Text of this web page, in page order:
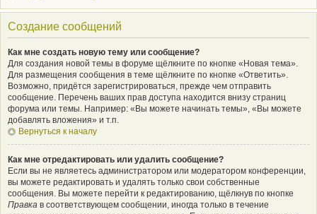
Создание сообщений
Как мне создать новую тему или сообщение?
Для создания новой темы в форуме щёлкните по кнопке «Новая тема».
Для размещения сообщения в теме щёлкните по кнопке «Ответить».
Возможно, придётся зарегистрироваться, прежде чем отправить
сообщение. Перечень ваших прав доступа находится внизу страниц
форума или темы. Например: «Вы можете начинать темы», «Вы можете
добавлять вложения» и т.п.
Вернуться к началу
Как мне отредактировать или удалить сообщение?
Если вы не являетесь администратором или модератором конференции,
вы можете редактировать и удалять только свои собственные
сообщения. Вы можете перейти к редактированию, щёлкнув по кнопке
Правка в соответствующем сообщении, иногда только в течение